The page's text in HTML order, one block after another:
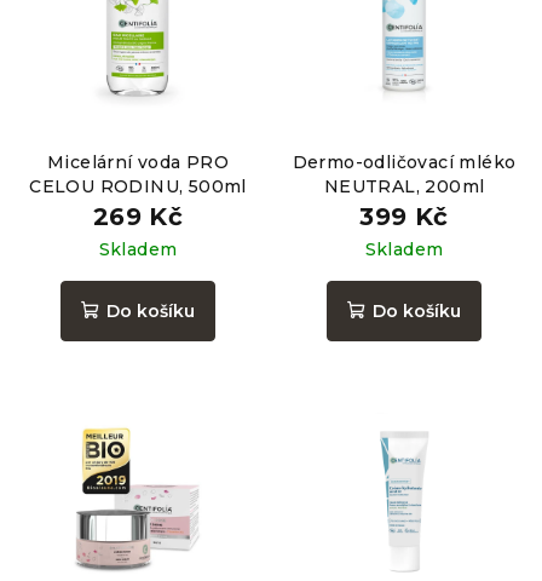
Micelární voda PRO
CELOU RODINU, 500ml
269 Kč
Skladem
Do košíku
Dermo-odličovací mléko
NEUTRAL, 200ml
399 Kč
Skladem
Do košíku